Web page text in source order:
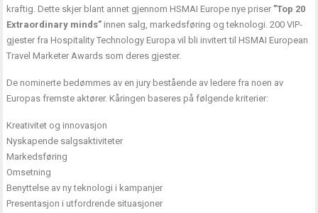
kraftig. Dette skjer blant annet gjennom HSMAI Europe nye priser”Top 20
Extraordinary minds” innen salg, markedsføring og teknologi. 200 VIP-
gjester fra Hospitality Technology Europa vil bli invitert til HSMAI European
Travel Marketer Awards som deres gjester.
De nominerte bedømmes av en jury bestående av ledere fra noen av
Europas fremste aktører. Kåringen baseres på følgende kriterier:
Kreativitet og innovasjon
Nyskapende salgsaktiviteter
Markedsføring
Omsetning
Benyttelse av ny teknologi i kampanjer
Presentasjon i utfordrende situasjoner